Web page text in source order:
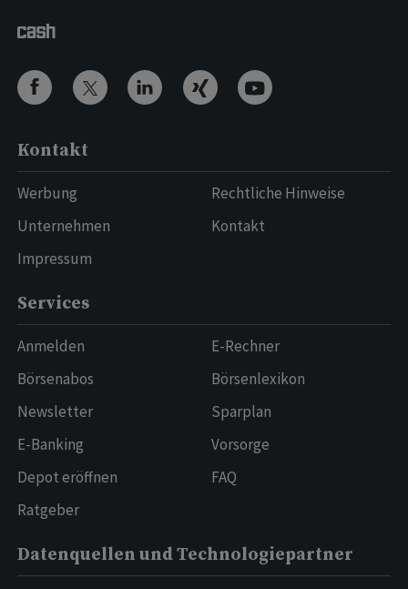
Kontakt
Werbung
Unternehmen
Impressum
Rechtliche Hinweise
Kontakt
Services
Anmelden
Börsenabos
Newsletter
E-Banking
Depot eröffnen
Ratgeber
E-Rechner
Börsenlexikon
Sparplan
Vorsorge
FAQ
Datenquellen und Technologiepartner